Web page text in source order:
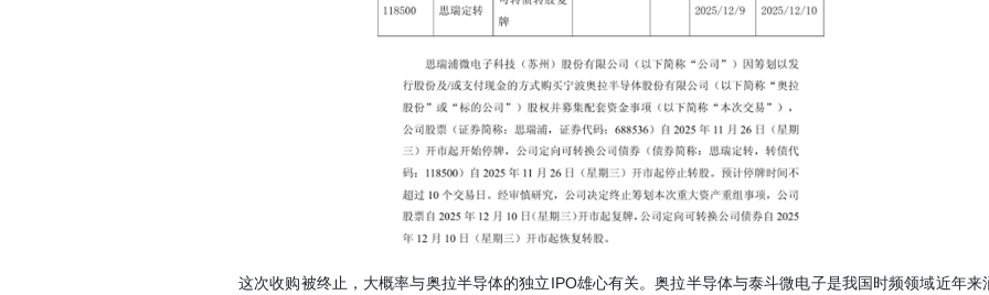
这次收购被终止，大概率与奥拉半导体的独立IPO雄心有关。奥拉半导体与泰斗微电子是我国时频领域近年来